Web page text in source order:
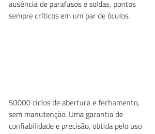
ausência de parafusos e soldas, pontos
sempre críticos em um par de óculos.
50000 ciclos de abertura e fechamento,
sem manutenção. Uma garantia de
confiabilidade e precisão, obtida pelo uso